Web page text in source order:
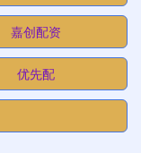
嘉创配资
优先配